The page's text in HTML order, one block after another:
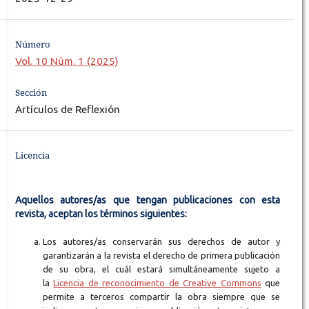
Número
Vol. 10 Núm. 1 (2025)
Sección
Artículos de Reflexión
Licencia
Aquellos autores/as que tengan publicaciones con esta
revista, aceptan los términos siguientes:
Los autores/as conservarán sus derechos de autor y
garantizarán a la revista el derecho de primera publicación
de su obra, el cuál estará simultáneamente sujeto a
laLicencia de reconocimiento de Creative Commons que
permite a terceros compartir la obra siempre que se